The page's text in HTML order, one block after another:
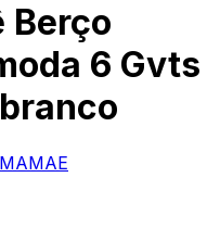
Berço
6 Gvts